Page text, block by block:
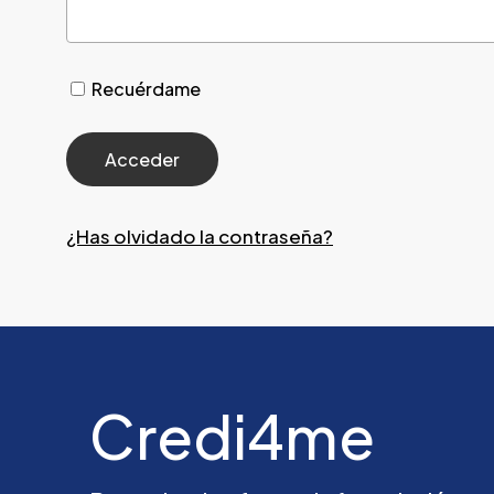
Recuérdame
¿Has olvidado la contraseña?
Credi4me